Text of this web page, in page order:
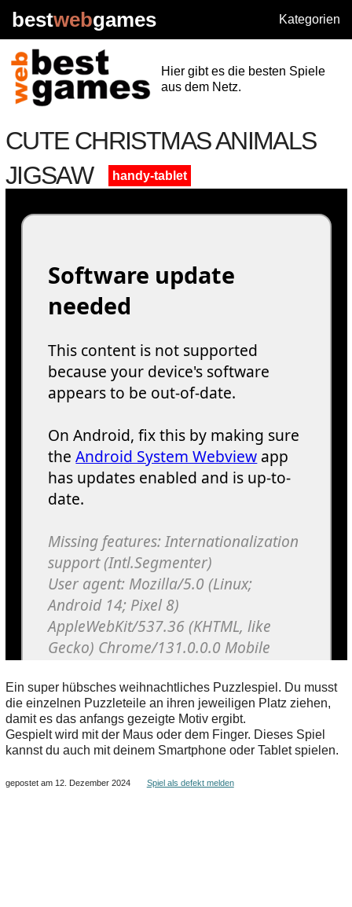
bestwebgames Kategorien
Hier gibt es die besten Spiele
aus dem Netz.
CUTE CHRISTMAS ANIMALS
JIGSAW
handy-tablet
Ein super hübsches weihnachtliches Puzzlespiel. Du musst
die einzelnen Puzzleteile an ihren jeweiligen Platz ziehen,
damit es das anfangs gezeigte Motiv ergibt.
Gespielt wird mit der Maus oder dem Finger. Dieses Spiel
kannst du auch mit deinem Smartphone oder Tablet spielen.
gepostet am 12. Dezember 2024 Spiel als defekt melden